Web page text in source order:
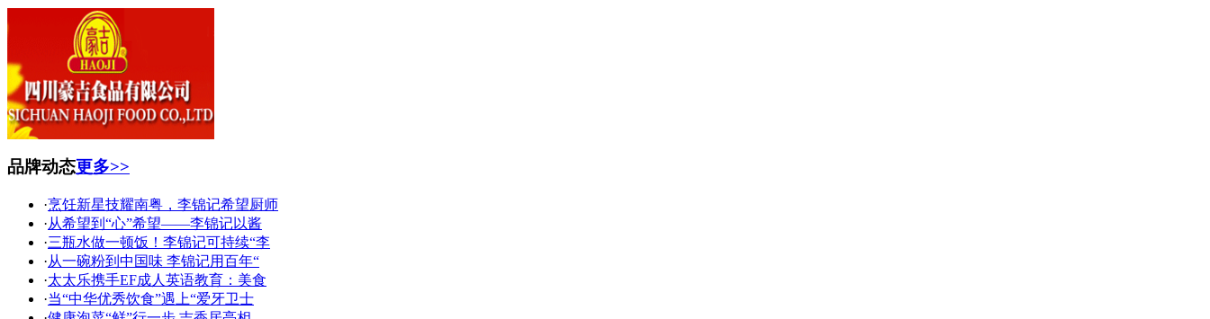
品牌动态更多>>
·烹饪新星技耀南粤，李锦记希望厨师
·从希望到“心”希望——李锦记以酱
·三瓶水做一顿饭！李锦记可持续“李
·从一碗粉到中国味 李锦记用百年“
·太太乐携手EF成人英语教育：美食
·当“中华优秀饮食”遇上“爱牙卫士